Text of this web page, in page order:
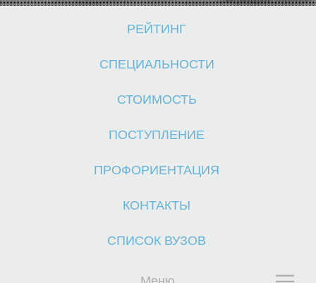
РЕЙТИНГ
СПЕЦИАЛЬНОСТИ
СТОИМОСТЬ
ПОСТУПЛЕНИЕ
ПРОФОРИЕНТАЦИЯ
КОНТАКТЫ
СПИСОК ВУЗОВ